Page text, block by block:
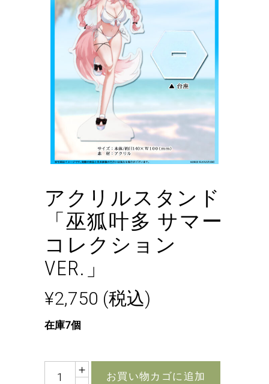
アクリルスタンド
「巫狐叶多 サマー
コレクション
VER.」
¥2,750 (税込)
在庫7個
お買い物カゴに追加